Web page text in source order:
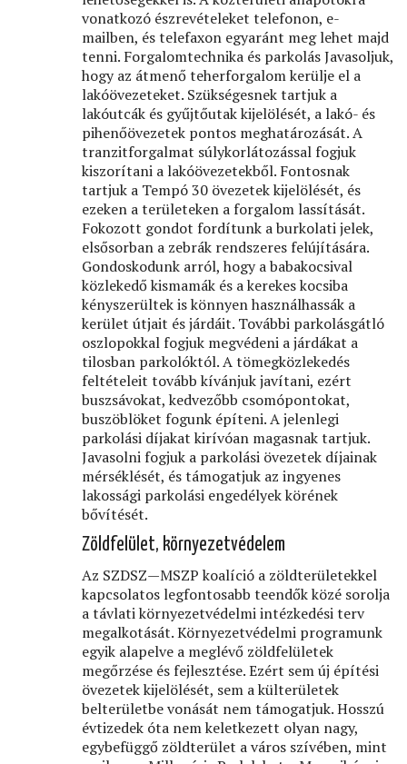
vonatkozó észrevételeket telefonon, e-
mailben, és telefaxon egyaránt meg lehet majd
tenni. Forgalomtechnika és parkolás Javasoljuk,
hogy az átmenő teherforgalom kerülje el a
lakóövezeteket. Szükségesnek tartjuk a
lakóutcák és gyűjtőutak kijelölését, a lakó- és
pihenőövezetek pontos meghatározását. A
tranzitforgalmat súlykorlátozással fogjuk
kiszorítani a lakóövezetekből. Fontosnak
tartjuk a Tempó 30 övezetek kijelölését, és
ezeken a területeken a forgalom lassítását.
Fokozott gondot fordítunk a burkolati jelek,
elsősorban a zebrák rendszeres felújítására.
Gondoskodunk arról, hogy a babakocsival
közlekedő kismamák és a kerekes kocsiba
kényszerültek is könnyen használhassák a
kerület útjait és járdáit. További parkolásgátló
oszlopokkal fogjuk megvédeni a járdákat a
tilosban parkolóktól. A tömegközlekedés
feltételeit tovább kívánjuk javítani, ezért
buszsávokat, kedvezőbb csomópontokat,
buszöblöket fogunk építeni. A jelenlegi
parkolási díjakat kirívóan magasnak tartjuk.
Javasolni fogjuk a parkolási övezetek díjainak
mérséklését, és támogatjuk az ingyenes
lakossági parkolási engedélyek körének
bővítését.
Zöldfelület, környezetvédelem
Az SZDSZ—MSZP koalíció a zöldterületekkel
kapcsolatos legfontosabb teendők közé sorolja
a távlati környezetvédelmi intézkedési terv
megalkotását. Környezetvédelmi programunk
egyik alapelve a meglévő zöldfelületek
megőrzése és fejlesztése. Ezért sem új építési
övezetek kijelölését, sem a külterületek
belterületbe vonását nem támogatjuk. Hosszú
évtizedek óta nem keletkezett olyan nagy,
egybefüggő zöldterület a város szívében, mint